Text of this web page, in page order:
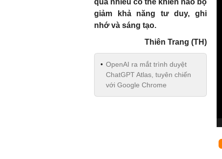
quá nhiều có thể khiến não bộ
giảm khả năng tư duy, ghi
nhớ và sáng tạo.
Thiên Trang (TH)
OpenAI ra mắt trình duyệt
ChatGPT Atlas, tuyên chiến
với Google Chrome